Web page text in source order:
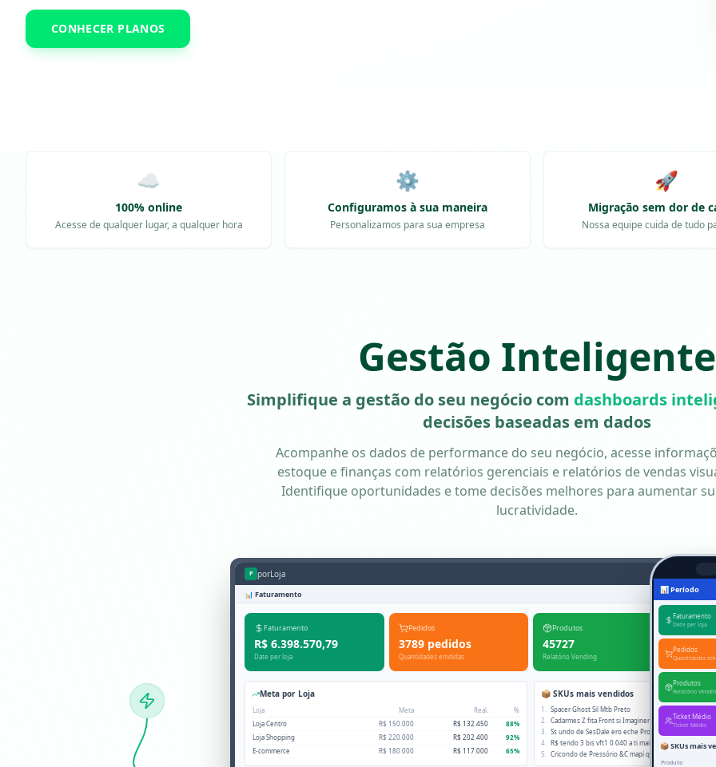
CONHECER PLANOS
☁️
100% online
Acesse de qualquer lugar, a qualquer hora
⚙️
Configuramos à sua maneira
Personalizamos para sua empresa
🚀
Migração sem dor de
Nossa equipe cuida de tudo
Gestão Inteligente
Simplifique a gestão do seu negócio com dashboards
decisões baseadas em dados
Acompanhe os dados de performance do seu negócio, acesse
estoque e finanças com relatórios gerenciais e relatórios de vendas
Identifique oportunidades e tome decisões melhores para aumentar
lucratividade.
P porLoja Meta à cobrar Base Ajust
📊 Faturamento Padrão
Faturamento
R$ 6.398.570,79
Date per loja
Pedidos
3789 pedidos
Quantidades emitidas
Produtos
45727
Relatório Vending
R$
Ticket
Meta por Loja
Loja Meta Real.
%
Loja Centro
R$ 150.000 R$ 132.450
88%
Loja Shopping
R$ 220.000 R$ 202.400
92%
E-commerce
R$ 180.000 R$ 117.000 65%
📦 SKUs mais vendidos
1 Spacer Ghost Sil Mtb Preto
2
Cadarmes Z fita Front si Imaginerds
3
Ss undo de SesDale ero eche Provence majest.
4
R$ tendo 3 bis vft1 0.040 a ti mais insira
5
Cricondo de Pressório &C mapi quere.
📊 Período
Faturamento
Date per loja
Pedidos
Quantidades
Produtos
Relatório
Ticket Médio
Ticket Médio
📦 SKUs mais
Produto